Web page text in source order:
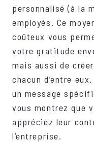
personnalisé (à la
employés. Ce
coûteux vous
votre gratitude
mais aussi de
chacun d’entre
un message
vous montrez que
appréciez leur
l’entreprise.